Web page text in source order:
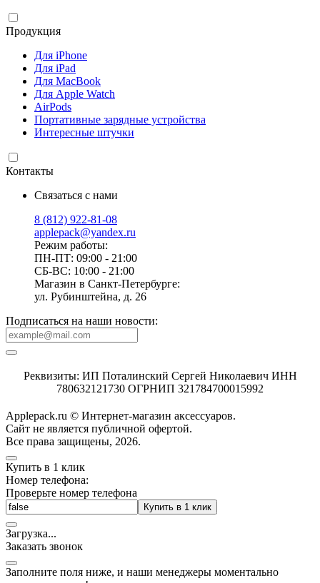
Продукция
Для iPhone
Для iPad
Для MacBook
Для Apple Watch
AirPods
Портативные зарядные устройства
Интересные штучки
Контакты
Связаться с нами
8 (812) 922-81-08
applepack@yandex.ru
Режим работы:
ПН-ПТ: 09:00 - 21:00
СБ-ВС: 10:00 - 21:00
Магазин в Санкт-Петербурге:
ул. Рубинштейна, д. 26
Подписаться на наши новости:
Реквизиты: ИП Поталинский Сергей Николаевич ИНН
780632121730 ОГРНИП 321784700015992
Applepack.ru © Интернет-магазин аксессуаров.
Cайт не является публичной офертой.
Все права защищены, 2026.
Купить в 1 клик
Номер телефона:
Проверьте номер телефона
Купить в 1 клик
Загрузка...
Заказать звонок
Заполните поля ниже, и наши менеджеры моментально